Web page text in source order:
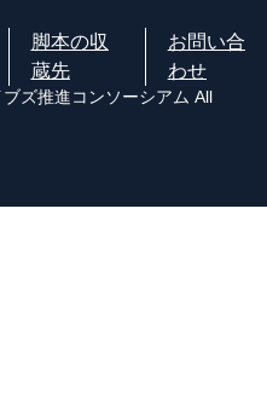
脚本の収
蔵先
お問い合
わせ
ズ推進コンソーシアム All